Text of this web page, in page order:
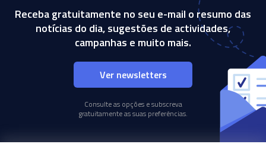
Receba gratuitamente no seu e-mail o resumo das
notícias do dia, sugestões de actividades,
campanhas e muito mais.
Ver newsletters
Consulte as opções e subscreva
gratuitamente as suas preferências.